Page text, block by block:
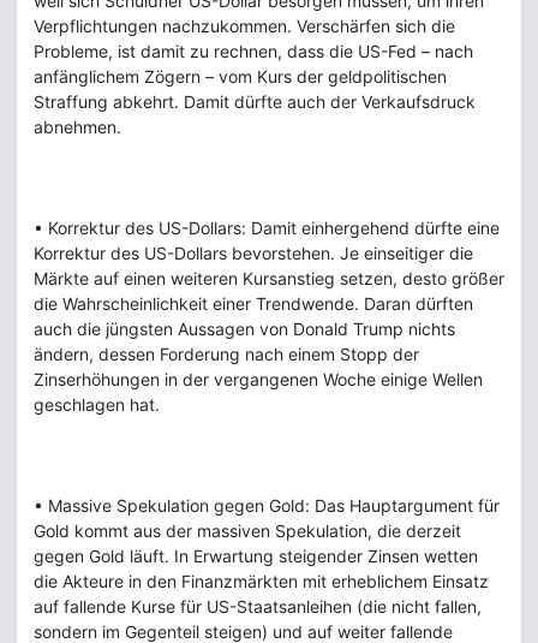
Verpflichtungen nachzukommen. Verschärfen sich die
Probleme, ist damit zu rechnen, dass die US-Fed – nach
anfänglichem Zögern – vom Kurs der geldpolitischen
Straffung abkehrt. Damit dürfte auch der Verkaufsdruck
abnehmen.
• Korrektur des US-Dollars: Damit einhergehend dürfte eine
Korrektur des US-Dollars bevorstehen. Je einseitiger die
Märkte auf einen weiteren Kursanstieg setzen, desto größer
die Wahrscheinlichkeit einer Trendwende. Daran dürften
auch die jüngsten Aussagen von Donald Trump nichts
ändern, dessen Forderung nach einem Stopp der
Zinserhöhungen in der vergangenen Woche einige Wellen
geschlagen hat.
• Massive Spekulation gegen Gold: Das Hauptargument für
Gold kommt aus der massiven Spekulation, die derzeit
gegen Gold läuft. In Erwartung steigender Zinsen wetten
die Akteure in den Finanzmärkten mit erheblichem Einsatz
auf fallende Kurse für US-Staatsanleihen (die nicht fallen,
sondern im Gegenteil steigen) und auf weiter fallende